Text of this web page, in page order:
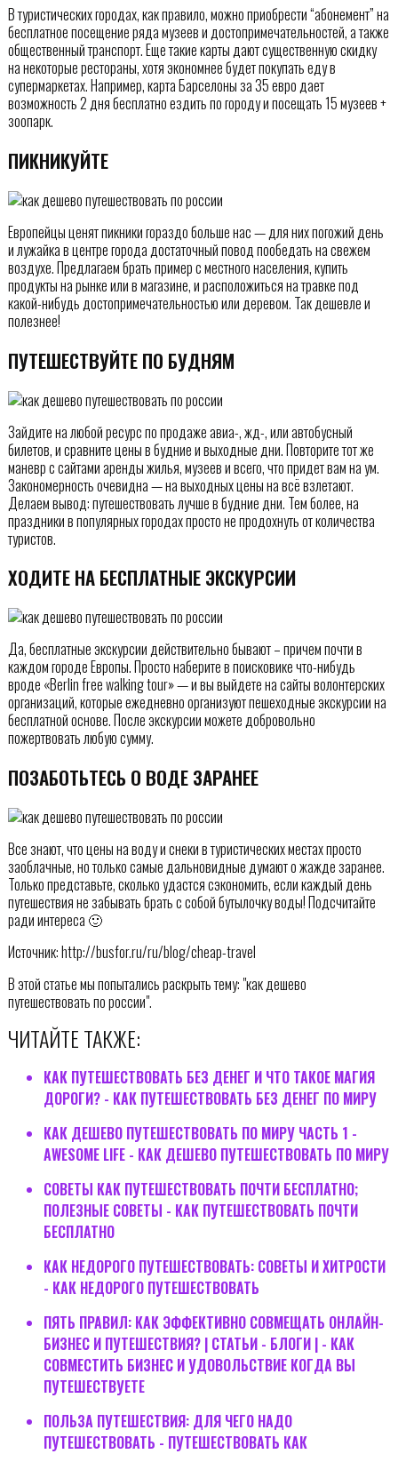
В туристических городах, как правило, можно приобрести “абонемент” на
бесплатное посещение ряда музеев и достопримечательностей, а также
общественный транспорт. Еще такие карты дают существенную скидку
на некоторые рестораны, хотя экономнее будет покупать еду в
супермаркетах. Например, карта Барселоны за 35 евро дает
возможность 2 дня бесплатно ездить по городу и посещать 15 музеев +
зоопарк.
ПИКНИКУЙТЕ
Европейцы ценят пикники гораздо больше нас — для них погожий день
и лужайка в центре города достаточный повод пообедать на свежем
воздухе. Предлагаем брать пример с местного населения, купить
продукты на рынке или в магазине, и расположиться на травке под
какой-нибудь достопримечательностью или деревом. Так дешевле и
полезнее!
ПУТЕШЕСТВУЙТЕ ПО БУДНЯМ
Зайдите на любой ресурс по продаже авиа-, жд-, или автобусный
билетов, и сравните цены в будние и выходные дни. Повторите тот же
маневр с сайтами аренды жилья, музеев и всего, что придет вам на ум.
Закономерность очевидна — на выходных цены на всё взлетают.
Делаем вывод: путешествовать лучше в будние дни. Тем более, на
праздники в популярных городах просто не продохнуть от количества
туристов.
ХОДИТЕ НА БЕСПЛАТНЫЕ ЭКСКУРСИИ
Да, бесплатные экскурсии действительно бывают – причем почти в
каждом городе Европы. Просто наберите в поисковике что-нибудь
вроде «Berlin free walking tour» — и вы выйдете на сайты волонтерских
организаций, которые ежедневно организуют пешеходные экскурсии на
бесплатной основе. После экскурсии можете добровольно
пожертвовать любую сумму.
ПОЗАБОТЬТЕСЬ О ВОДЕ ЗАРАНЕЕ
Все знают, что цены на воду и снеки в туристических местах просто
заоблачные, но только самые дальновидные думают о жажде заранее.
Только представьте, сколько удастся сэкономить, если каждый день
путешествия не забывать брать с собой бутылочку воды! Подсчитайте
ради интереса 🙂
Источник: http://busfor.ru/ru/blog/cheap-travel
В этой статье мы попытались раскрыть тему: "как дешево
путешествовать по россии".
ЧИТАЙТЕ ТАКЖЕ:
КАК ПУТЕШЕСТВОВАТЬ БЕЗ ДЕНЕГ И ЧТО ТАКОЕ МАГИЯ
ДОРОГИ? - КАК ПУТЕШЕСТВОВАТЬ БЕЗ ДЕНЕГ ПО МИРУ
КАК ДЕШЕВО ПУТЕШЕСТВОВАТЬ ПО МИРУ ЧАСТЬ 1 -
AWESOME LIFE - КАК ДЕШЕВО ПУТЕШЕСТВОВАТЬ ПО МИРУ
СОВЕТЫ КАК ПУТЕШЕСТВОВАТЬ ПОЧТИ БЕСПЛАТНО;
ПОЛЕЗНЫЕ СОВЕТЫ - КАК ПУТЕШЕСТВОВАТЬ ПОЧТИ
БЕСПЛАТНО
КАК НЕДОРОГО ПУТЕШЕСТВОВАТЬ: СОВЕТЫ И ХИТРОСТИ
- КАК НЕДОРОГО ПУТЕШЕСТВОВАТЬ
ПЯТЬ ПРАВИЛ: КАК ЭФФЕКТИВНО СОВМЕЩАТЬ ОНЛАЙН-
БИЗНЕС И ПУТЕШЕСТВИЯ? | СТАТЬИ - БЛОГИ | - КАК
СОВМЕСТИТЬ БИЗНЕС И УДОВОЛЬСТВИЕ КОГДА ВЫ
ПУТЕШЕСТВУЕТЕ
ПОЛЬЗА ПУТЕШЕСТВИЯ: ДЛЯ ЧЕГО НАДО
ПУТЕШЕСТВОВАТЬ - ПУТЕШЕСТВОВАТЬ КАК